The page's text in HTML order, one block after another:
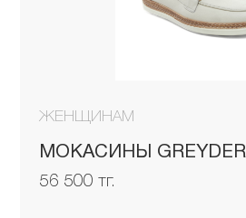
ЖЕНЩИНАМ
МОКАСИНЫ GREYDER
56 500 тг.